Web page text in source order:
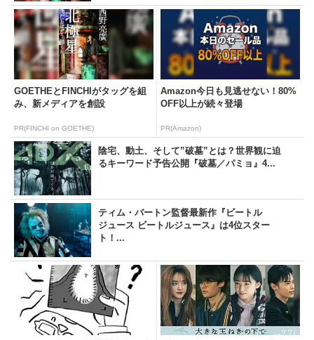
GOETHEとFINCHIがタッグを組
み、新メディアを創設
PR(FINCHI on GOETHE)
Amazon今日も見逃せない！80%
OFF以上が続々登場
PR(Amazon)
陰宅、動土、そして”破墓”とは？世界観に迫
るキーワード予告公開『破墓／パミョ』4...
ティム・バートン監督最新作『ビートル
ジュース ビートルジュース』は4位スター
ト！...